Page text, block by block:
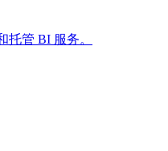
托管 BI 服务。